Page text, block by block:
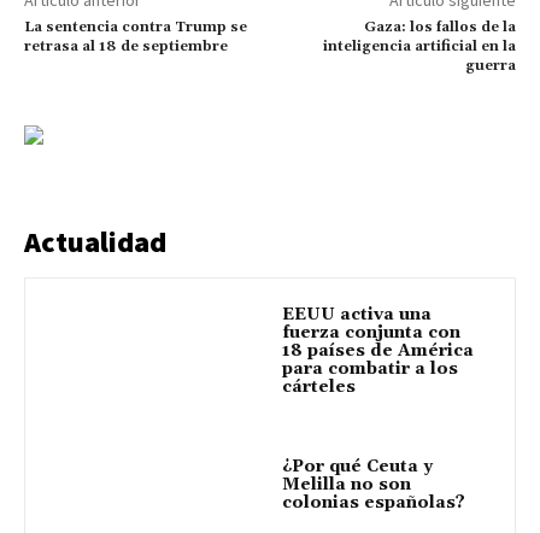
La sentencia contra Trump se
retrasa al 18 de septiembre
Gaza: los fallos de la
inteligencia artificial en la
guerra
Actualidad
EEUU activa una
fuerza conjunta con
18 países de América
para combatir a los
cárteles
¿Por qué Ceuta y
Melilla no son
colonias españolas?